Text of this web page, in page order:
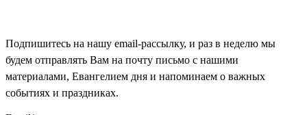
Подпишитесь на нашу email-рассылку, и раз в неделю мы
будем отправлять Вам на почту письмо с нашими
материалами, Евангелием дня и напоминаем о важных
событиях и праздниках.